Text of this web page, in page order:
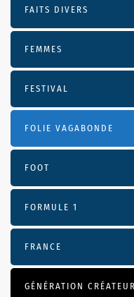
FAITS DIVERS
FEMMES
FESTIVAL
FOLIE VAGABONDE
FOOT
FORMULE 1
FRANCE
GÉNÉRATION CRÉATEUR